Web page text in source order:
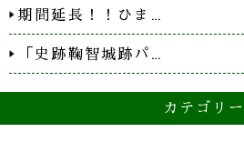
期間延長！！ひま…
「史跡鞠智城跡パ…
カテゴリー